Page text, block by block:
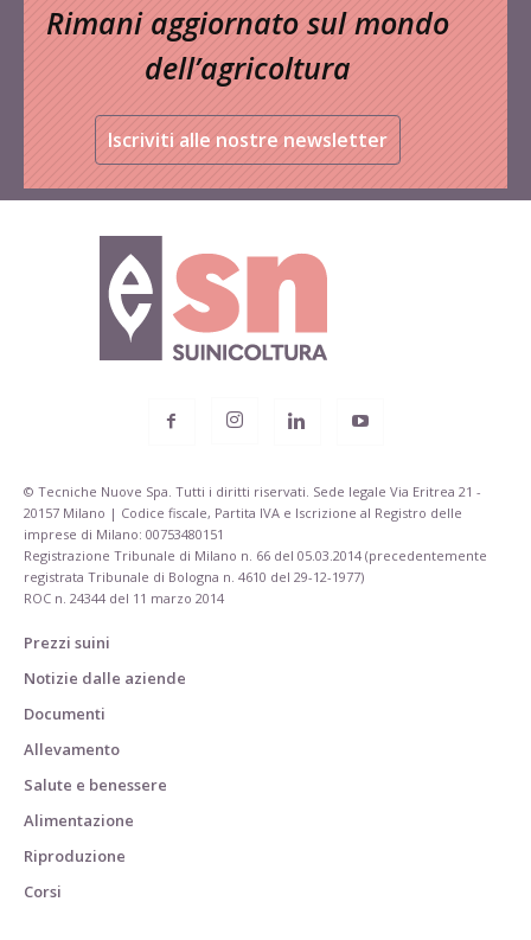
Rimani aggiornato sul mondo
dell’agricoltura
Iscriviti alle nostre newsletter
© Tecniche Nuove Spa. Tutti i diritti riservati. Sede legale Via Eritrea 21 -
20157 Milano | Codice fiscale, Partita IVA e Iscrizione al Registro delle
imprese di Milano: 00753480151
Registrazione Tribunale di Milano n. 66 del 05.03.2014 (precedentemente
registrata Tribunale di Bologna n. 4610 del 29-12-1977)
ROC n. 24344 del 11 marzo 2014
Prezzi suini
Notizie dalle aziende
Documenti
Allevamento
Salute e benessere
Alimentazione
Riproduzione
Corsi